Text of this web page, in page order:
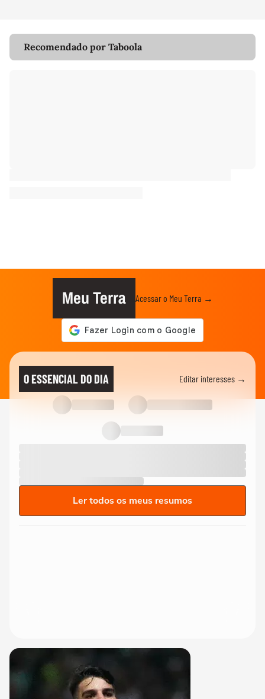
Recomendado por Taboola
Meu Terra Acessar o Meu Terra →
O ESSENCIAL DO DIA Editar interesses →
Ler todos os meus resumos